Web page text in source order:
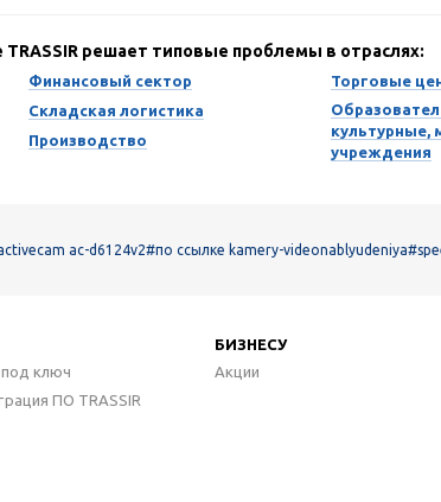
решает типовые проблемы в отраслях:
Финансовый сектор
Складская логистика
Производство
Торговые
культурные,
учреждения
ac-d6124v2#по ссылке kamery-videonablyudeniya
ключ
ПО TRASSIR
БИЗНЕСУ
Акции